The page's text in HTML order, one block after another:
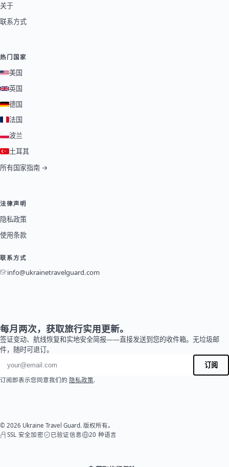
关于
联系方式
热门国家
美国
英国
德国
法国
波兰
土耳其
所有国家指南 →
法律声明
隐私政策
使用条款
联系方式
info@ukrainetravelguard.com
每月两次，获取旅行实用更新。
签证变动、航线恢复和实地安全简报——直接发送到您的收件箱。无垃圾邮
件，随时可退订。
电子邮件地址
订阅
订阅即表示您同意我们的 隐私政策.
© 2026 Ukraine Travel Guard. 版权所有。
SSL 安全加密
已验证信息 20 种语言